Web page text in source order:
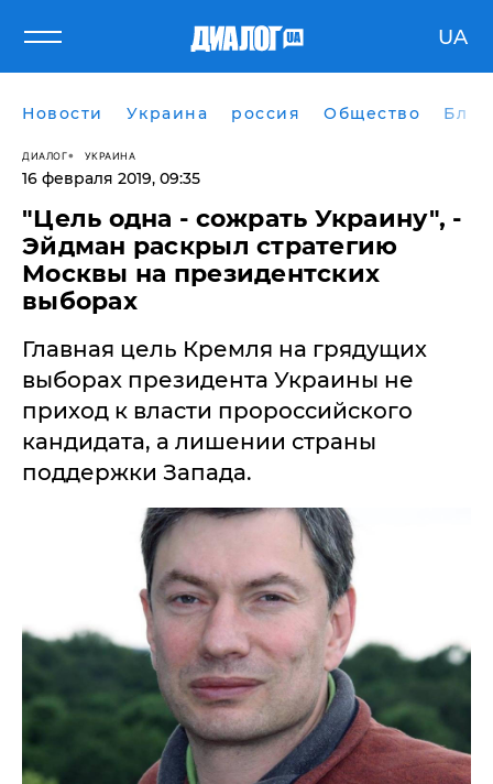
UA
Новости Украина россия Общество
ДИАЛОГ УКРАИНА
16 февраля 2019, 09:35
​"Цель одна - сожрать Украину", -
Эйдман раскрыл стратегию
Москвы на президентских
выборах
Главная цель Кремля на грядущих
выборах президента Украины не
приход к власти пророссийского
кандидата, а лишении страны
поддержки Запада.